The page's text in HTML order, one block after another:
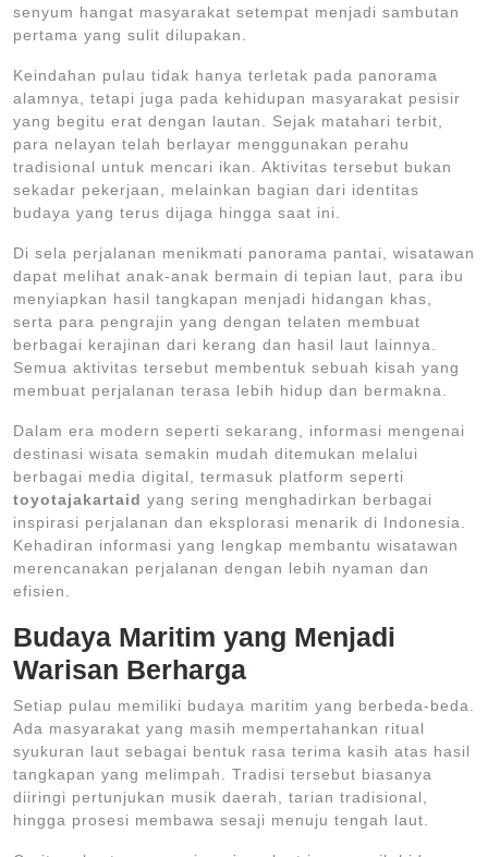
senyum hangat masyarakat setempat menjadi sambutan
pertama yang sulit dilupakan.
Keindahan pulau tidak hanya terletak pada panorama
alamnya, tetapi juga pada kehidupan masyarakat pesisir
yang begitu erat dengan lautan. Sejak matahari terbit,
para nelayan telah berlayar menggunakan perahu
tradisional untuk mencari ikan. Aktivitas tersebut bukan
sekadar pekerjaan, melainkan bagian dari identitas
budaya yang terus dijaga hingga saat ini.
Di sela perjalanan menikmati panorama pantai, wisatawan
dapat melihat anak-anak bermain di tepian laut, para ibu
menyiapkan hasil tangkapan menjadi hidangan khas,
serta para pengrajin yang dengan telaten membuat
berbagai kerajinan dari kerang dan hasil laut lainnya.
Semua aktivitas tersebut membentuk sebuah kisah yang
membuat perjalanan terasa lebih hidup dan bermakna.
Dalam era modern seperti sekarang, informasi mengenai
destinasi wisata semakin mudah ditemukan melalui
berbagai media digital, termasuk platform seperti
toyotajakartaid yang sering menghadirkan berbagai
inspirasi perjalanan dan eksplorasi menarik di Indonesia.
Kehadiran informasi yang lengkap membantu wisatawan
merencanakan perjalanan dengan lebih nyaman dan
efisien.
Budaya Maritim yang Menjadi
Warisan Berharga
Setiap pulau memiliki budaya maritim yang berbeda-beda.
Ada masyarakat yang masih mempertahankan ritual
syukuran laut sebagai bentuk rasa terima kasih atas hasil
tangkapan yang melimpah. Tradisi tersebut biasanya
diiringi pertunjukan musik daerah, tarian tradisional,
hingga prosesi membawa sesaji menuju tengah laut.